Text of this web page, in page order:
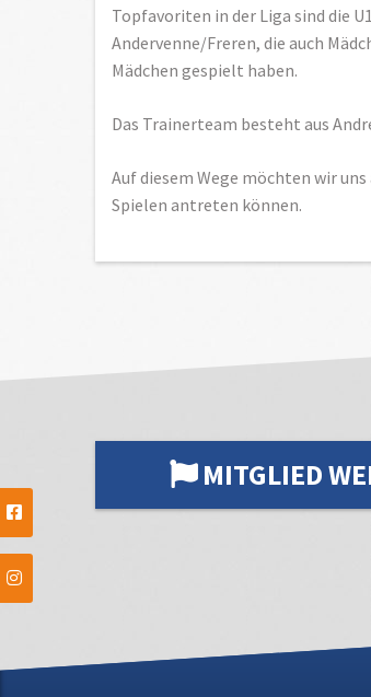
Topfavoriten in der Liga sind die
Andervenne/Freren, die auch
Mädchen gespielt haben.
Das Trainerteam besteht aus
Auf diesem Wege möchten wir
Spielen antreten können.
MITGLIED